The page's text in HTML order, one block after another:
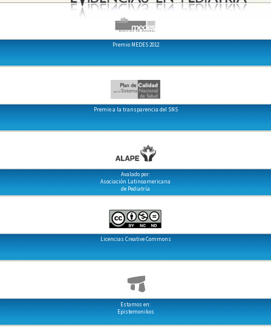
Premio MEDES 2012
Premio a la transparencia del SNS
Avalado por:
Asociación Latinoamericana
de Pediatría
Licencias Creative Commons
Estamos en:
Epistemonikos